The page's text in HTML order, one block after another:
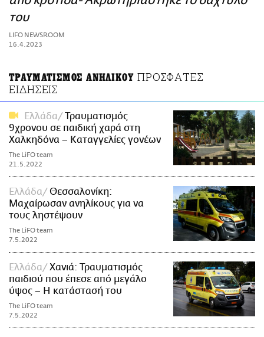
ΑΜΠΑ
PRINT
του
LIFO NEWSROOM
16.4.2023
ΤΡΑΥΜΑΤΙΣΜΟΣ ΑΝΗΛΙΚΟΥ ΠΡΟΣΦΑΤΕΣ
ΕΙΔΗΣΕΙΣ
Ελλάδα
Τραυματισμός
9χρονου σε παιδική χαρά στη
Χαλκηδόνα – Καταγγελίες γονέων
The LiFO team
21.5.2022
Ελλάδα
Θεσσαλονίκη:
Μαχαίρωσαν ανηλίκους για να
τους ληστέψουν
The LiFO team
7.5.2022
Ελλάδα
Χανιά: Τραυματισμός
παιδιού που έπεσε από μεγάλο
ύψος – Η κατάστασή του
The LiFO team
7.5.2022